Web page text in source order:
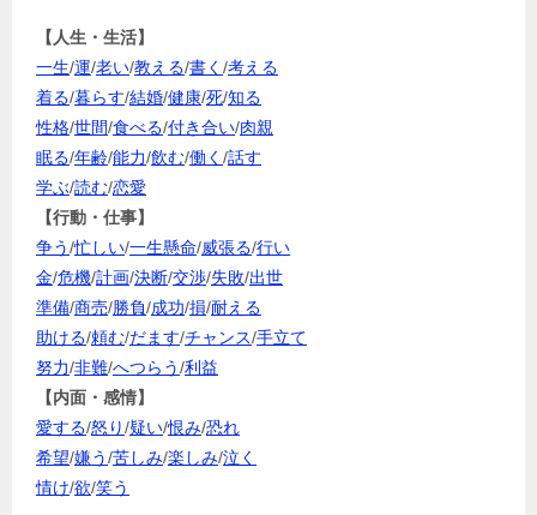
【人生・生活】
一生/運/老い/教える/書く /考える
着る/暮らす/結婚/健康/死/知る
性格/世間/食べる/付き合い/肉親
眠る/年齢/能力/飲む/働く /話す
学ぶ/読む/恋愛
【行動・仕事】
争う/忙しい/一生懸命/威張る/行い
金/危機/計画/決断/交渉/失敗/出世
準備/商売/勝負/成功/損/耐える
助ける/頼む/だます/チャンス/手立て
努力/非難/へつらう/利益
【内面・感情】
愛する/怒り/疑い/恨み/恐れ
希望/嫌う/苦しみ/楽しみ/泣く
情け/欲/笑う